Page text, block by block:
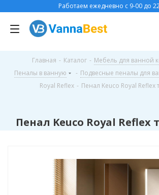
Работаем ежедневно с 9-00 до
Главная - Каталог - Мебель для ванной
Пеналы в ванную
- Подвесные пеналы для
Royal Reflex - Пенал Keuco Royal Reflex
Пенал Keuco Royal Reflex